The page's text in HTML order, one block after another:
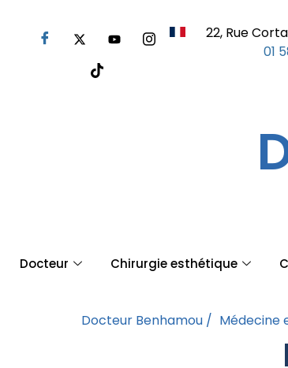
22, Rue
01
Docteur Chirurgie esthétique
Docteur Benhamou / Médecine